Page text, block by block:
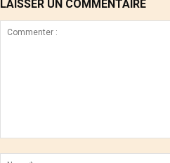
LAISSER UN COMMENTAIRE